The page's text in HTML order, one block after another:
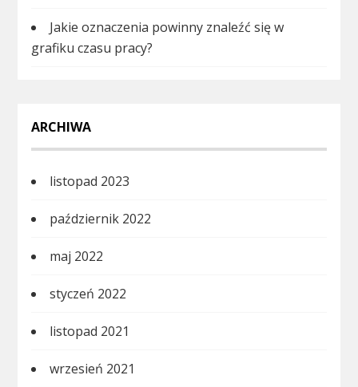
Jakie oznaczenia powinny znaleźć się w
grafiku czasu pracy?
ARCHIWA
listopad 2023
październik 2022
maj 2022
styczeń 2022
listopad 2021
wrzesień 2021